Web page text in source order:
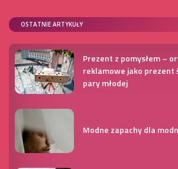
OSTATNIE ARTYKUŁY
Prezent z pomysłem –
reklamowe jako prezent
pary młodej
Modne zapachy dla